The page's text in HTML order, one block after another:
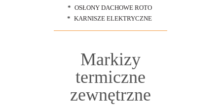
OSŁONY DACHOWE ROTO
KARNISZE ELEKTRYCZNE
Markizy
termiczne
zewnętrzne